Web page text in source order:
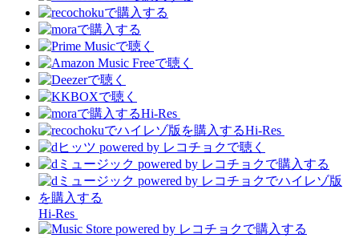
Hi-Res
Hi-Res
Hi-Res